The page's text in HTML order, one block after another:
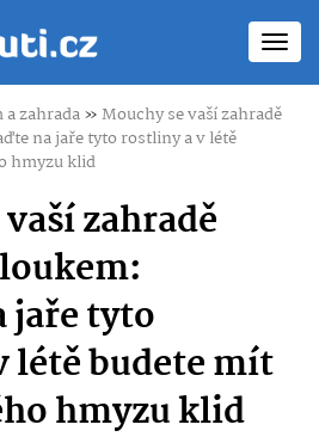
a zahrada»Mouchy se vaší zahradě
na jaře tyto rostliny a v létě
hmyzu klid
zahradě
jaře tyto
létě budete mít
hmyzu klid